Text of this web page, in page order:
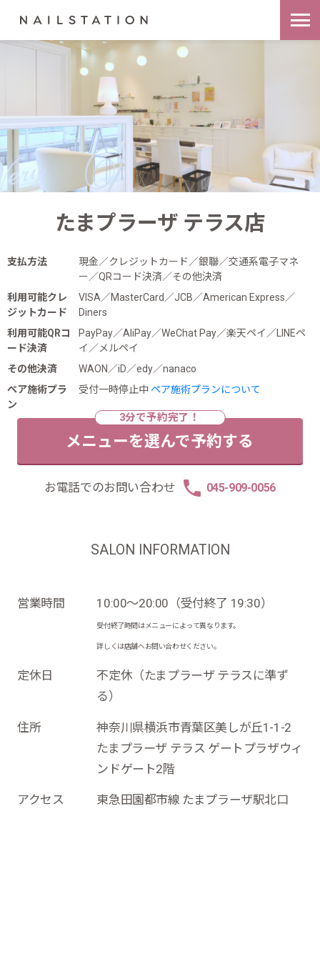
たまプラーザ テラス店
SALON INFORMATION
営業時間 10:00～20:00（受付終了 19:30）
受付終了時間はメニューによって異なります。
詳しくは店舗へお問い合わせください。
定休日
不定休（たまプラーザ テラスに準ず
る）
住所
神奈川県横浜市青葉区美しが丘1-1-2
たまプラーザ テラス ゲートプラザウィ
ンドゲート2階
アクセス 東急田園都市線 たまプラーザ駅北口
支払方法
現金／クレジットカード／銀聯／交通系電子マネ
ー／QRコード決済／その他決済
利用可能クレ
ジットカード
VISA／MasterCard／JCB／American Express／
Diners
利用可能QRコ
ード決済
PayPay／AliPay／WeChat Pay／楽天ペイ／LINEペ
イ／メルペイ
その他決済
WAON／iD／edy／nanaco
ペア施術プラ
ン
受付一時停止中 ペア施術プランについて
メニューを選んで予約する
お電話でのお問い合わせ 045-909-0056